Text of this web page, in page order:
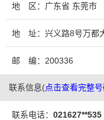
地 区：广东省 东莞市
地 址：兴义路8号万都
邮 编：200336
联系信息(点击查看完整
联系电话： 021627**535